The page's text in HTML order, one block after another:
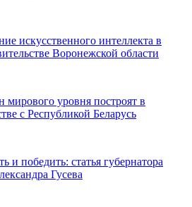
искусственного интеллекта в
Воронежской области
мирового уровня построят в
с Республикой Беларусь
и победить: статья губернатора
Гусева